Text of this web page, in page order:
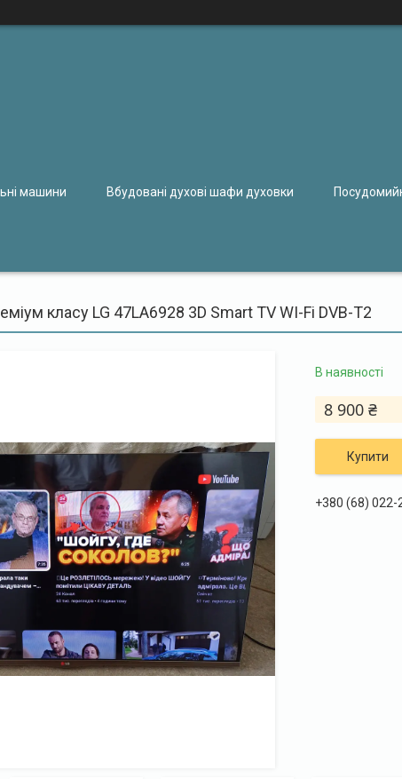
машини Вбудовані духові шафи духовки
класу LG 47LA6928 3D Smart TV WI-Fi DVB-T2
В наявності
8 900 ₴
Купити
+380 (68) 022-